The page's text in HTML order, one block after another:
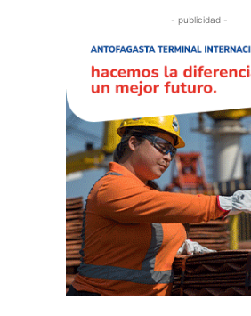
- publicidad -